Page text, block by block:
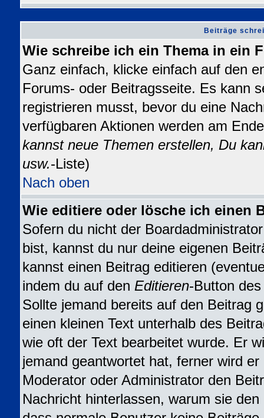
Beiträge
Wie schreibe ich ein Thema in ein
Ganz einfach, klicke einfach auf den
Forums- oder Beitragsseite. Es kann
registrieren musst, bevor du eine
verfügbaren Aktionen werden am
kannst neue Themen erstellen, Du
usw.-Liste)
Nach oben
Wie editiere oder lösche ich einen
Sofern du nicht der
bist, kannst du nur deine eigenen
kannst einen Beitrag editieren
indem du auf den Editieren-Button
Sollte jemand bereits auf den Beitrag
einen kleinen Text unterhalb des
wie oft der Text bearbeitet wurde. Er
jemand geantwortet hat, ferner wird
Moderator oder Administrator den
Nachricht hinterlassen, warum sie